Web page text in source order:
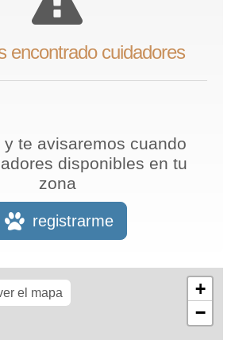
encontrado cuidadores
te avisaremos cuando
disponibles en tu
zona
registrarme
el mapa
+
−
OpenStreetMap
CC-BY-SA